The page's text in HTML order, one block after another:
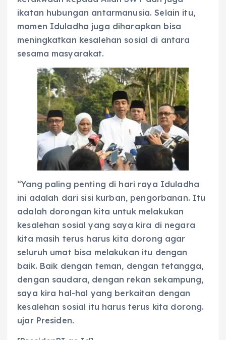
ikatan hubungan antarmanusia. Selain itu,
momen Iduladha juga diharapkan bisa
meningkatkan kesalehan sosial di antara
sesama masyarakat.
“Yang paling penting di hari raya Iduladha
ini adalah dari sisi kurban, pengorbanan. Itu
adalah dorongan kita untuk melakukan
kesalehan sosial yang saya kira di negara
kita masih terus harus kita dorong agar
seluruh umat bisa melakukan itu dengan
baik. Baik dengan teman, dengan tetangga,
dengan saudara, dengan rekan sekampung,
saya kira hal-hal yang berkaitan dengan
kesalehan sosial itu harus terus kita dorong.
ujar Presiden.